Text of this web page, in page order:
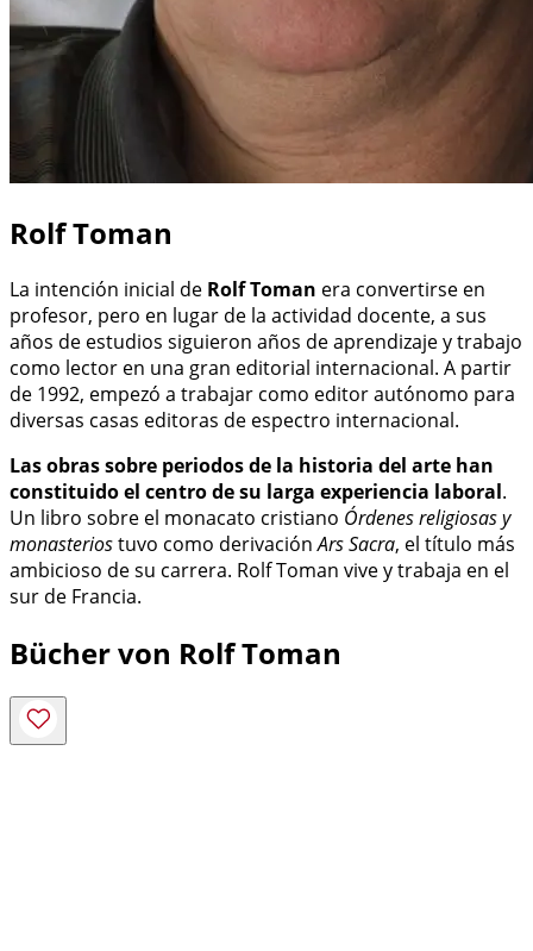
Rolf Toman
La intención inicial de Rolf Toman era convertirse en
profesor, pero en lugar de la actividad docente, a sus
años de estudios siguieron años de aprendizaje y trabajo
como lector en una gran editorial internacional. A partir
de 1992, empezó a trabajar como editor autónomo para
diversas casas editoras de espectro internacional.
Las obras sobre periodos de la historia del arte han
constituido el centro de su larga experiencia laboral.
Un libro sobre el monacato cristiano Órdenes religiosas y
monasteriostuvo como derivaciónArs Sacra, el título más
ambicioso de su carrera. Rolf Toman vive y trabaja en el
sur de Francia.
Bücher von Rolf Toman